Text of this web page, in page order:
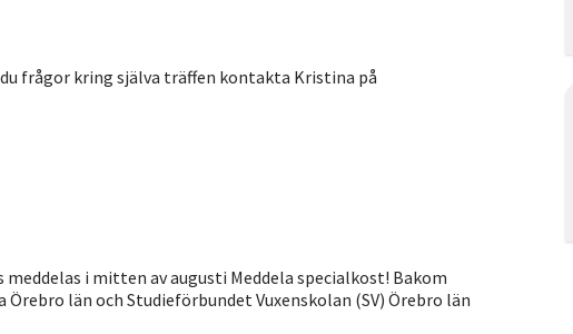
frågor kring själva träffen kontakta Kristina på
i mitten av augusti Meddela specialkost! Bakom
län och Studieförbundet Vuxenskolan (SV) Örebro län